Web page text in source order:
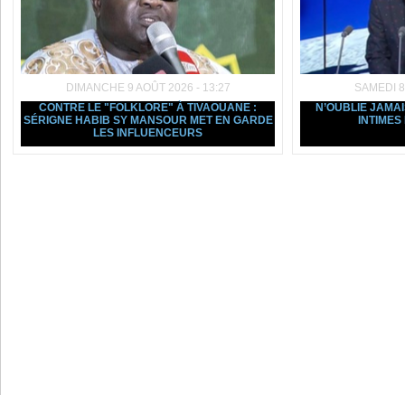
DIMANCHE 9 AOÛT 2026 - 13:27
CONTRE LE "FOLKLORE" À TIVAOUANE :
SÉRIGNE HABIB SY MANSOUR MET EN GARDE
LES INFLUENCEURS
SAMEDI
N’OUBLIE